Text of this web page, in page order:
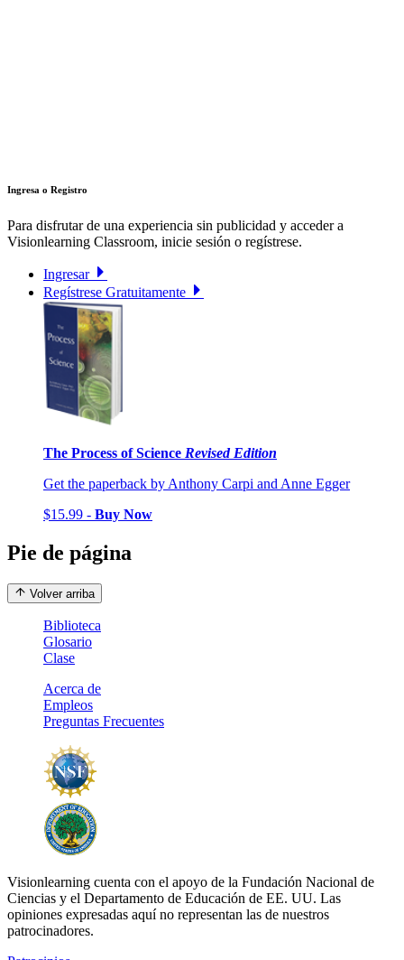
Ingresa o Registro
Para disfrutar de una experiencia sin publicidad y acceder a
Visionlearning Classroom, inicie sesión o regístrese.
Ingresar
Regístrese Gratuitamente
The Process of Science Revised Edition
Get the paperback by Anthony Carpi and Anne Egger
$15.99 - Buy Now
Pie de página
Volver arriba
Biblioteca
Glosario
Clase
Acerca de
Empleos
Preguntas Frecuentes
Visionlearning cuenta con el apoyo de la Fundación Nacional de
Ciencias y el Departamento de Educación de EE. UU. Las
opiniones expresadas aquí no representan las de nuestros
patrocinadores.